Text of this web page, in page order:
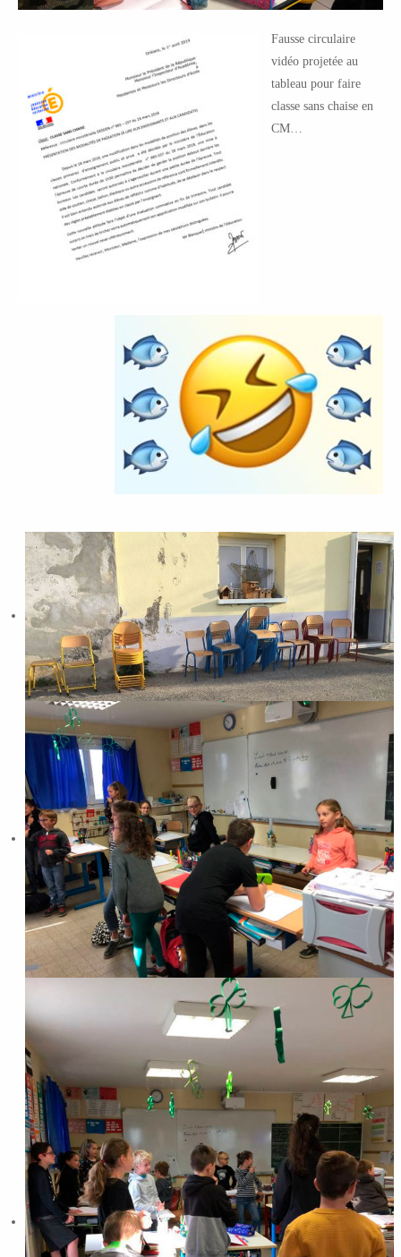
Fausse circulaire
vidéo projetée au
tableau pour faire
classe sans chaise en
CM…